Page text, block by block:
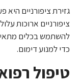
גזירת ציפורניים
ציפורניים ארוכות
להשתמש בכלים
כדי למנוע דימום.
טיפול